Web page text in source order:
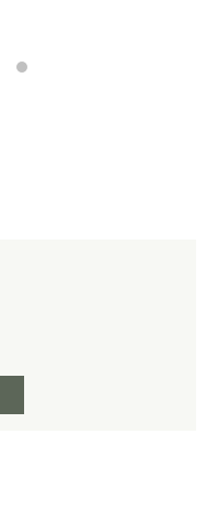
Pris: